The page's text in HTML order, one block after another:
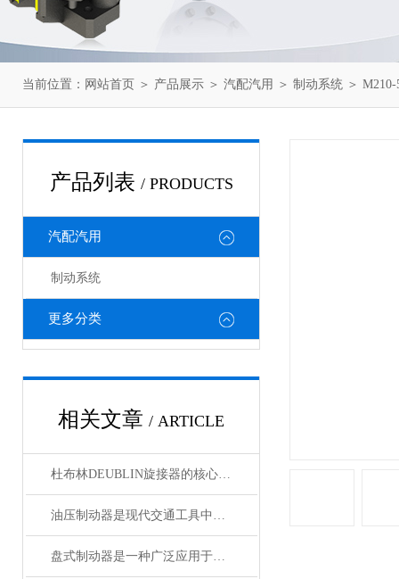
当前位置： 网站首页 ＞ 产品展示 ＞ 汽配汽用 ＞ 制动系统 ＞
产品列表 / PRODUCTS
汽配汽用
制动系统
更多分类
相关文章 / ARTICLE
杜布林DEUBLIN旋接器的核心在于转子与外壳之间的相对旋转
油压制动器是现代交通工具中常见的制动系统
盘式制动器是一种广泛应用于各类车辆和机械设备的制动系统